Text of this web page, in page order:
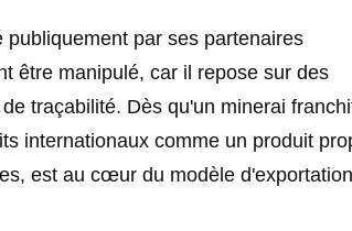
par ses partenaires
être manipulé, car il repose sur des
traçabilité. Dès qu'un minerai
internationaux comme un produit
est au cœur du modèle d'exportation